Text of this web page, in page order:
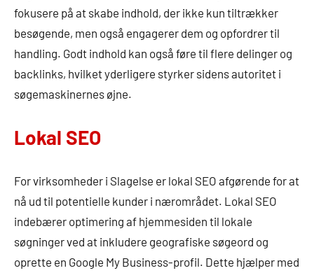
fokusere på at skabe indhold, der ikke kun tiltrækker
besøgende, men også engagerer dem og opfordrer til
handling. Godt indhold kan også føre til flere delinger og
backlinks, hvilket yderligere styrker sidens autoritet i
søgemaskinernes øjne.
Lokal SEO
For virksomheder i Slagelse er lokal SEO afgørende for at
nå ud til potentielle kunder i nærområdet. Lokal SEO
indebærer optimering af hjemmesiden til lokale
søgninger ved at inkludere geografiske søgeord og
oprette en Google My Business-profil. Dette hjælper med